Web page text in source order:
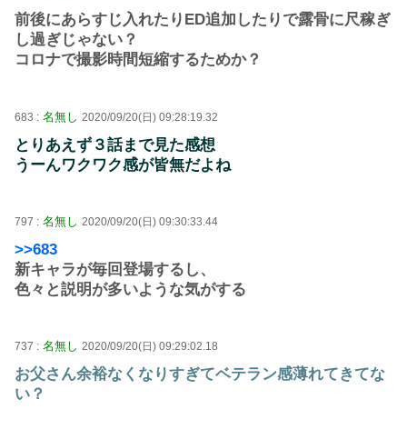
前後にあらすじ入れたりED追加したりで露骨に尺稼ぎ
し過ぎじゃない？
コロナで撮影時間短縮するためか？
683 : 名無し 2020/09/20(日) 09:28:19.32
とりあえず３話まで見た感想
うーんワクワク感が皆無だよね
797 : 名無し 2020/09/20(日) 09:30:33.44
>>683
新キャラが毎回登場するし、
色々と説明が多いような気がする
737 : 名無し 2020/09/20(日) 09:29:02.18
お父さん余裕なくなりすぎてベテラン感薄れてきてな
い？